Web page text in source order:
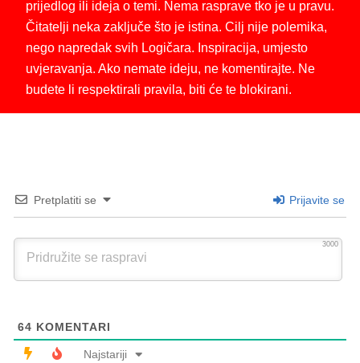
prijedlog ili ideja o temi. Nema rasprave tko je u pravu.
Čitatelji neka zaključe što je istina. Cilj nije polemika,
nego napredak svih Logičara. Inspiracija, umjesto
uvjeravanja. Ako nemate ideju, ne komentirajte. Ne
budete li respektirali pravila, biti će te blokirani.
Pretplatiti se Prijavite se
3000
64 KOMENTARI
Najstariji